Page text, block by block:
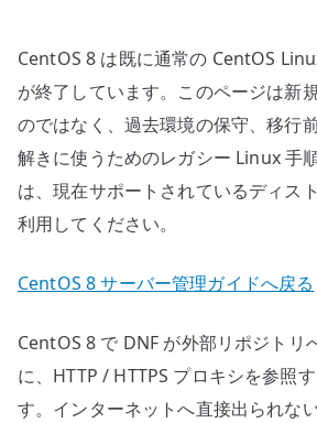
CentOS 8 は既に通常の CentOS
が終了しています。このページは新
のではなく、過去環境の保守、移行
解きに使うためのレガシー Linux 手
は、現在サポートされているディス
利用してください。
CentOS 8 サーバー管理ガイドへ戻る
CentOS 8 で DNF が外部リポジトリ
に、HTTP / HTTPS プロキシを参照
す。インターネットへ直接出られな